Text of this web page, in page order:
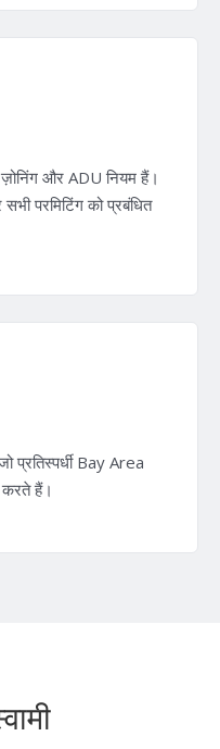
और ADU नियम हैं।
परमिटिंग को प्रबंधित
प्रतिस्पर्धी Bay Area
करते हैं।